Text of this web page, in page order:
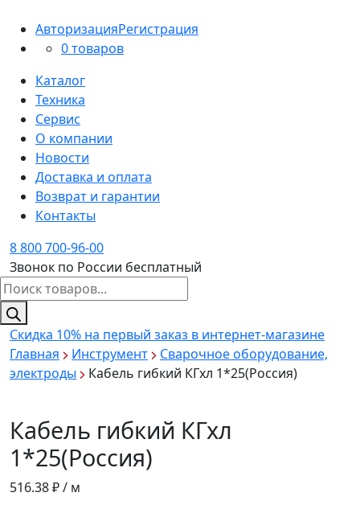
АвторизацияРегистрация
0 товаров
Каталог
Техника
Сервис
О компании
Новости
Доставка и оплата
Возврат и гарантии
Контакты
8 800 700-96-00
Звонок по России бесплатный
Поиск
товаров
Скидка 10% на первый заказ в интернет-магазине
Главная
Инструмент
Сварочное оборудование,
электроды
Кабель гибкий КГхл 1*25(Россия)
Кабель гибкий КГхл
1*25(Россия)
516.38₽ / м